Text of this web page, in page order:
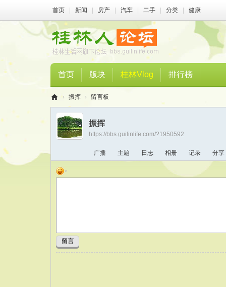
首页 新闻 房产 汽车 二手 分类 健康
首页 版块 桂林Vlog 排行榜
桂
林
人
坛
› 振挥 › 留言板
振挥
https://bbs.guilinlife.com/?1950592
广播 主题 日志 相册 记录 分享
留言